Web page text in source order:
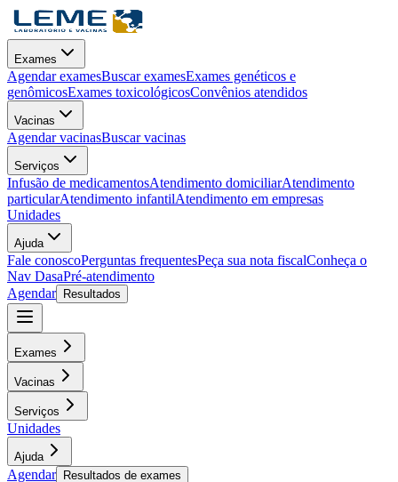
Exames
Agendar examesBuscar examesExames genéticos e
genômicosExames toxicológicosConvênios atendidos
Vacinas
Agendar vacinasBuscar vacinas
Serviços
Infusão de medicamentosAtendimento domiciliarAtendimento
particularAtendimento infantilAtendimento em empresas
Unidades
Ajuda
Fale conoscoPerguntas frequentesPeça sua nota fiscalConheça o
Nav DasaPré-atendimento
Agendar
Resultados
Exames
Vacinas
Serviços
Unidades
Ajuda
Agendar Resultados de exames